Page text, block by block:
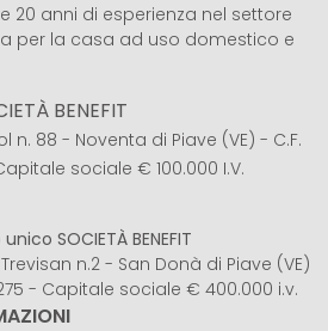
20 anni di esperienza nel settore
per la casa ad uso domestico e
BENEFIT
n. 88 - Noventa di Piave (VE) - C.F.
sociale € 100.000 I.V.
SOCIETÀ BENEFIT
n.2 - San Donà di Piave (VE)
- Capitale sociale € 400.000 i.v.